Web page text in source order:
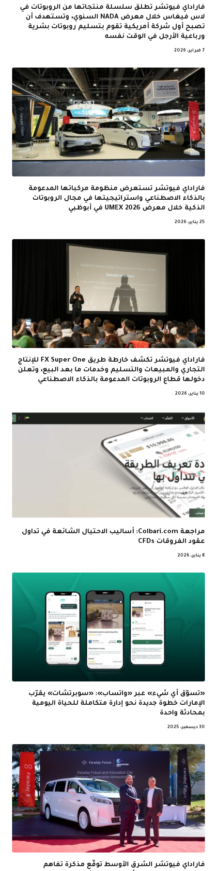
فاراداي فيوتشر تطلق سلسلة منتجاتها من الروبوتات في
لاس فيغاس خلال معرض NADA السنوي، وتستهدف أن
تصبح أول شركة أمريكية تقوم بتسليم روبوتات بشرية
ورباعية الأرجل في الوقت نفسه
7 فبراير، 2026
فاراداي فيوتشر تستعرض منظومة مركباتها المدعومة
بالذكاء الاصطناعي واستراتيجيتها في مجال الروبوتات
الذكية خلال معرض UMEX 2026 في أبوظبي
25 يناير، 2026
فاراداي فيوتشر تكشف خارطة طريق FX Super One للإنتاج
التجاري والمبيعات والتسليم وخدمات ما بعد البيع، وتعلن
دخولها قطاع الروبوتات المدعومة بالذكاء الاصطناعي
10 يناير، 2026
مراجعة Colbari.com: أساليب الاحتيال الشائعة في تداول
عقود الفروقات CFDs
8 يناير، 2026
«تسوّق أي شيء» عبر «واتساب»: «سوبرتشات» يقرّب
الإمارات خطوة جديدة نحو إدارة متكاملة للحياة اليومية
بمحادثة واحدة
30 ديسمبر، 2025
فاراداي فيوتشر الشرق الأوسط توقّع مذكرة تفاهم